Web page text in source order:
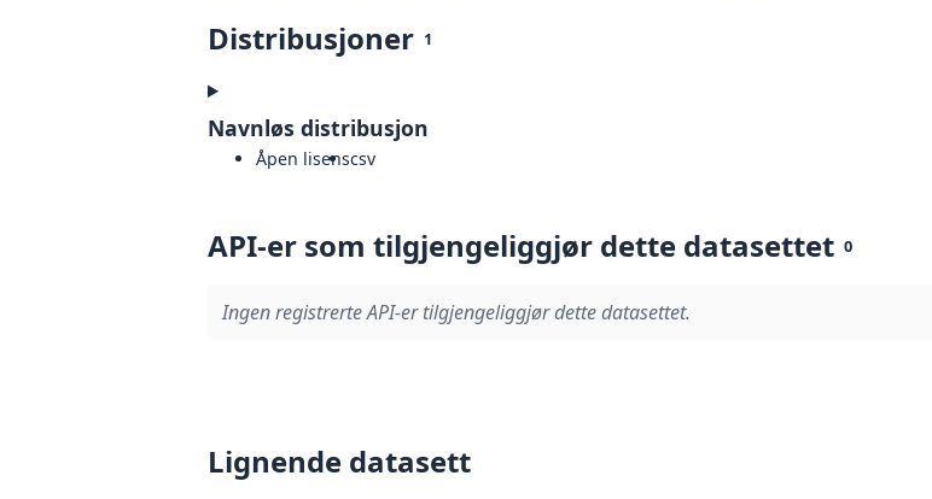
Distribusjoner 1
Navnløs distribusjon
Åpen lisenscsv
API-er som tilgjengeliggjør dette datasettet 0
Ingen registrerte API-er tilgjengeliggjør dette datasettet.
Lignende datasett